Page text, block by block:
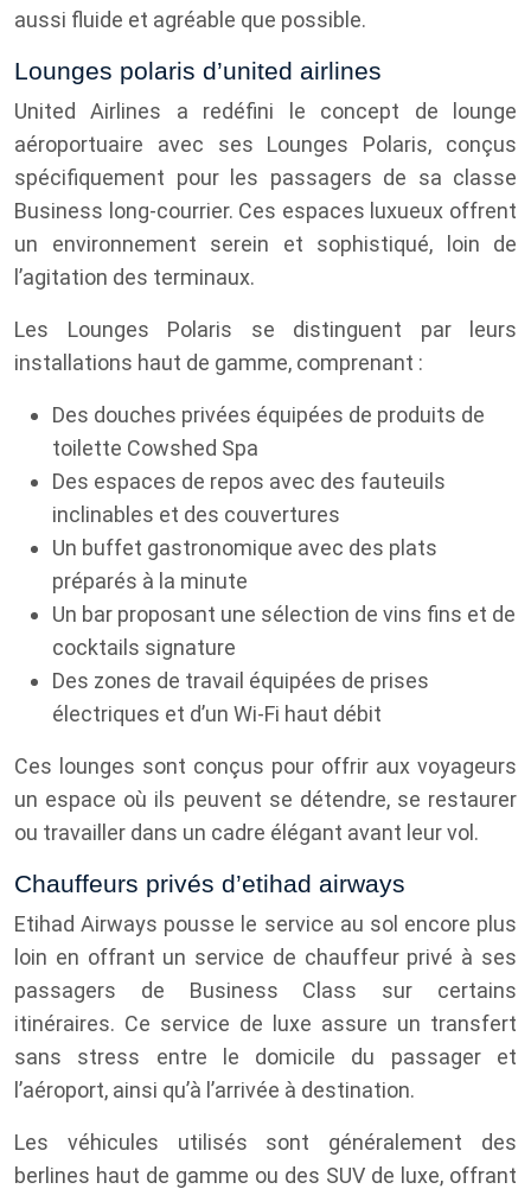
aussi fluide et agréable que possible.
Lounges polaris d’united airlines
United Airlines a redéfini le concept de lounge
aéroportuaire avec ses Lounges Polaris, conçus
spécifiquement pour les passagers de sa classe
Business long-courrier. Ces espaces luxueux offrent
un environnement serein et sophistiqué, loin de
l’agitation des terminaux.
Les Lounges Polaris se distinguent par leurs
installations haut de gamme, comprenant :
Des douches privées équipées de produits de
toilette Cowshed Spa
Des espaces de repos avec des fauteuils
inclinables et des couvertures
Un buffet gastronomique avec des plats
préparés à la minute
Un bar proposant une sélection de vins fins et de
cocktails signature
Des zones de travail équipées de prises
électriques et d’un Wi-Fi haut débit
Ces lounges sont conçus pour offrir aux voyageurs
un espace où ils peuvent se détendre, se restaurer
ou travailler dans un cadre élégant avant leur vol.
Chauffeurs privés d’etihad airways
Etihad Airways pousse le service au sol encore plus
loin en offrant un service de chauffeur privé à ses
passagers de Business Class sur certains
itinéraires. Ce service de luxe assure un transfert
sans stress entre le domicile du passager et
l’aéroport, ainsi qu’à l’arrivée à destination.
Les véhicules utilisés sont généralement des
berlines haut de gamme ou des SUV de luxe, offrant